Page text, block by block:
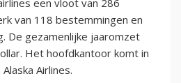
een vloot van 286
van 118 bestemmingen en
De gezamenlijke jaaromzet
Het hoofdkantoor komt in
Airlines.